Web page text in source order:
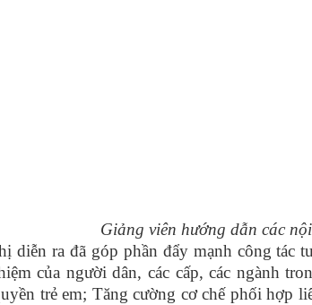
Giảng viên hướng dẫn các
diễn ra đã góp phần đẩy mạnh công tác
của người dân, các cấp, các ngành
trẻ em; Tăng cường cơ chế phối hợp